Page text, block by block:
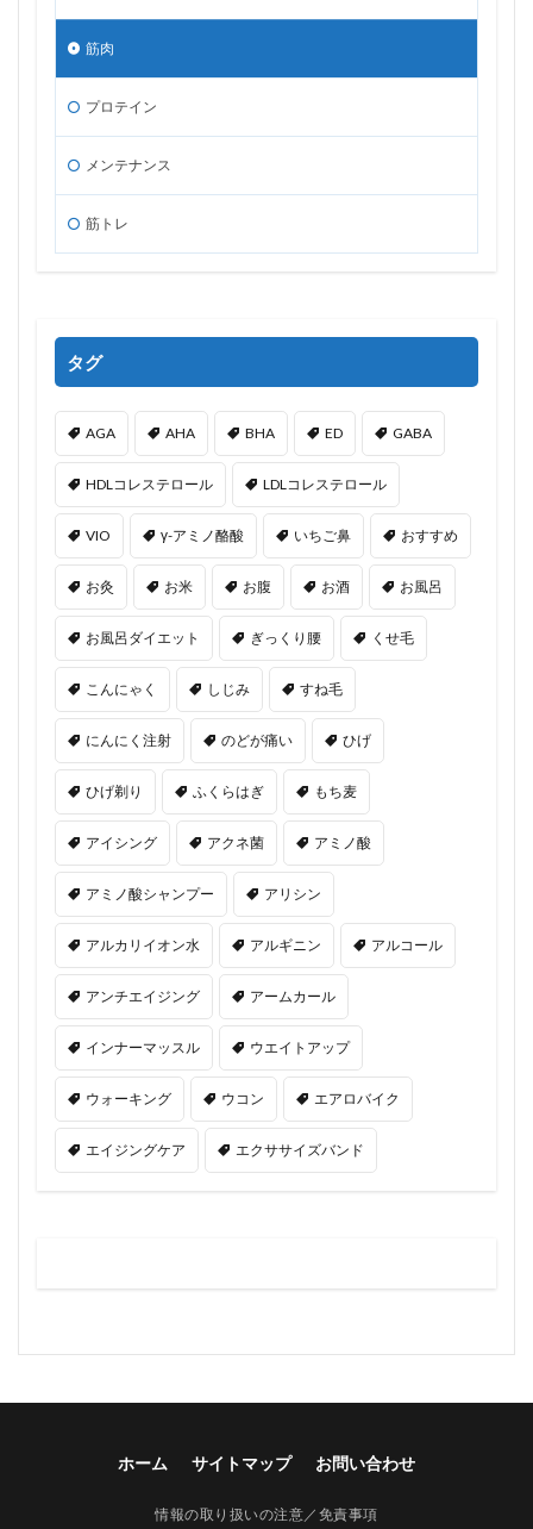
筋肉
プロテイン
メンテナンス
筋トレ
タグ
AGA AHA BHA ED GABA
HDLコレステロール LDLコレステロール
VIO γ-アミノ酪酸 いちご鼻 おすすめ
お灸 お米 お腹 お酒 お風呂
お風呂ダイエット ぎっくり腰 くせ毛
こんにゃく しじみ すね毛
にんにく注射 のどが痛い ひげ
ひげ剃り ふくらはぎ もち麦
アイシング アクネ菌 アミノ酸
アミノ酸シャンプー アリシン
アルカリイオン水 アルギニン アルコール
アンチエイジング アームカール
インナーマッスル ウエイトアップ
ウォーキング ウコン エアロバイク
エイジングケア エクササイズバンド
ホーム サイトマップ お問い合わせ
情報の取り扱いの注意／免責事項